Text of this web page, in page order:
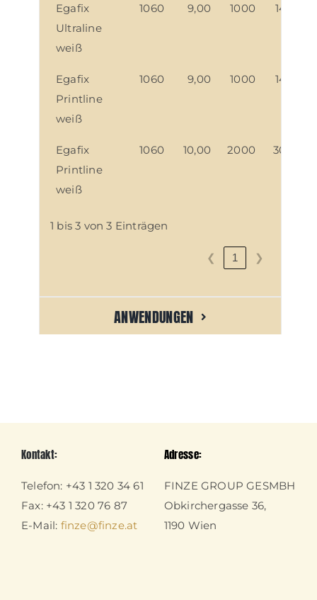
Egafix
Ultraline
weiß
1060 9,00 1000 1400
Egafix
Printline
weiß
1060 9,00 1000 1400
Egafix
Printline
weiß
1060 10,00 2000 3000
1 bis 3 von 3 Einträgen
❮ 1 ❯
ANWENDUNGEN
Kontakt:
Telefon: +43 1 320 34 61
Fax: +43 1 320 76 87
E-Mail: finze@finze.at
Adresse:
FINZE GROUP GESMBH
Obkirchergasse 36,
1190 Wien